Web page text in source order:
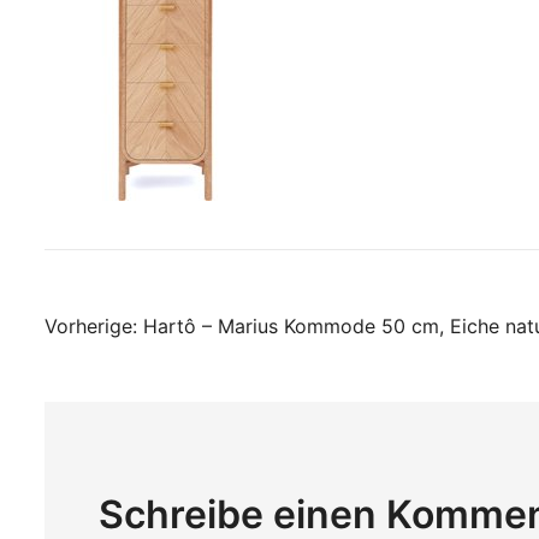
Vorherige: Hartô – Marius Kommode 50 cm, Eiche
Schreibe einen